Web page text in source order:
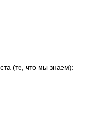
(те, что мы знаем):